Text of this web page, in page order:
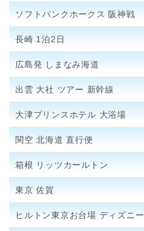
ソフトバンクホークス 阪神戦
長崎 1泊2日
広島発 しまなみ海道
出雲 大社 ツアー 新幹線
大津プリンスホテル 大浴場
関空 北海道 直行便
箱根 リッツカールトン
東京 佐賀
ヒルトン東京お台場 ディズニー